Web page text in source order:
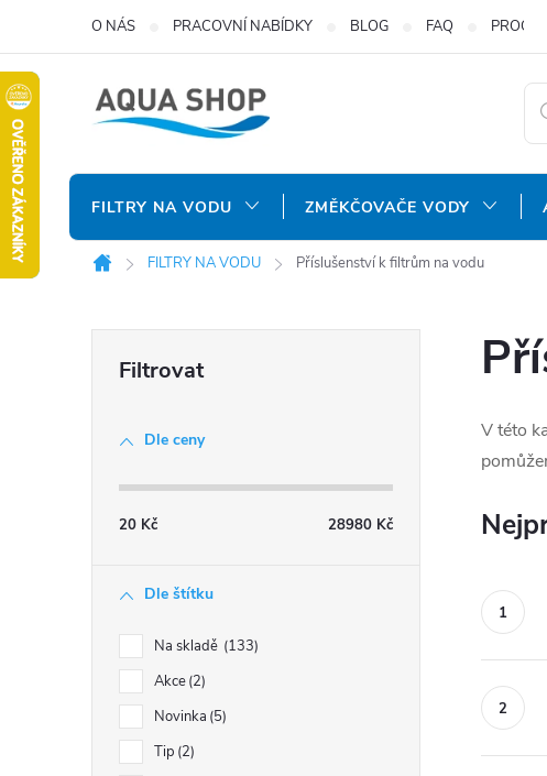
obsah
O NÁS PRACOVNÍ NABÍDKY BLOG FAQ PROČ
FILTRY NA VODU ZMĚKČOVAČE VODY
Domů
FILTRY NA VODU Příslušenství k filtrům na vodu
Dle ceny
20 Kč 28980 Kč
Dle štítku
Na skladě 133
Akce 2
Novinka 5
Tip 2
V této